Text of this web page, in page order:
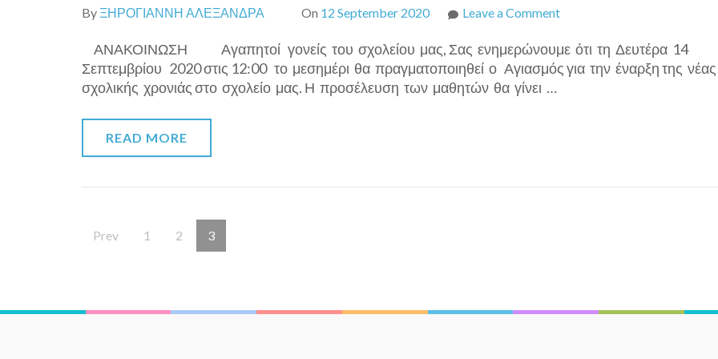
By ΞΗΡΟΓΙΑΝΝΗ ΑΛΕΞΑΝΔΡΑ On 12 September 2020 Leave a Commenton
ΣΧΟΛΙΚΗΣ
ΧΡΟΝΙΑΣ
ΑΝΑΚΟΙΝΩΣΗ Αγαπητοί γονείς του σχολείου μας, Σας ενημερώνουμε ότι τη Δευτέρα 14
Σεπτεμβρίου 2020 στις 12:00 το μεσημέρι θα πραγματοποιηθεί ο Αγιασμός για την έναρξη της νέας
σχολικής χρονιάς στο σχολείο μας. Η προσέλευση των μαθητών θα γίνει …
READ MORE
Posts
pagination
Prev Page
1 Page
2 Page
3